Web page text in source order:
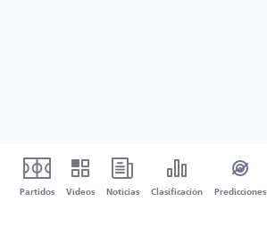
Partidos Vídeos Noticias Clasificación Predicciones